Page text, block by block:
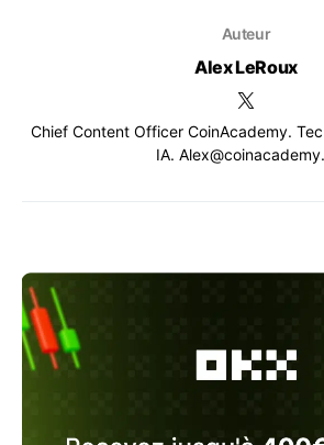
Auteur
Alex LeRoux
Chief Content Officer CoinAcademy.
IA.